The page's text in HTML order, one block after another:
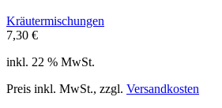
Kräutermischungen
7,30 €
inkl. 22 % MwSt.
Preis inkl. MwSt., zzgl. Versandkosten